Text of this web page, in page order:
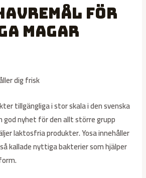
för
magar
dig frisk
tillgängliga i stor skala i den svenska
god nyhet för den allt större grupp
laktosfria produkter. Yosa innehåller
kallade nyttiga bakterier som hjälper